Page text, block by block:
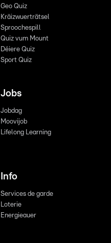
Geo Quiz
Kräizwuerträtsel
Sproochespill
Quiz vum Mount
Déiere Quiz
Sport Quiz
Jobs
Jobdag
Moovijob
Lifelong Learning
Info
Services de garde
Loterie
Energieauer